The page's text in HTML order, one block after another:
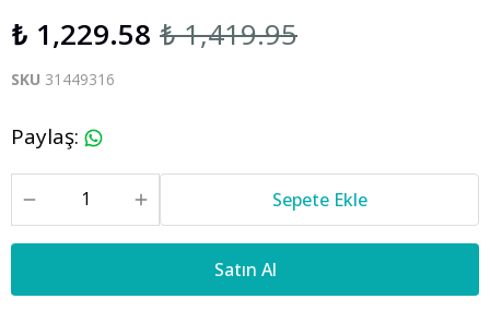
₺ 1,229.58 ₺ 1,419.95
SKU 31449316
Paylaş:
Sepete Ekle
Satın Al